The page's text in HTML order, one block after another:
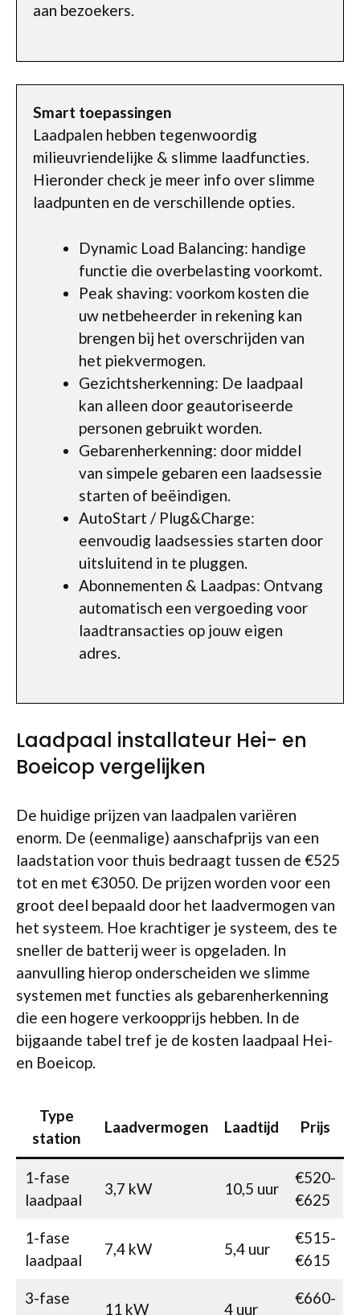
aan bezoekers.
Smart toepassingen
Laadpalen hebben tegenwoordig
milieuvriendelijke & slimme laadfuncties.
Hieronder check je meer info over slimme
laadpunten en de verschillende opties.
Dynamic Load Balancing: handige
functie die overbelasting voorkomt.
Peak shaving: voorkom kosten die
uw netbeheerder in rekening kan
brengen bij het overschrijden van
het piekvermogen.
Gezichtsherkenning: De laadpaal
kan alleen door geautoriseerde
personen gebruikt worden.
Gebarenherkenning: door middel
van simpele gebaren een laadsessie
starten of beëindigen.
AutoStart / Plug&Charge:
eenvoudig laadsessies starten door
uitsluitend in te pluggen.
Abonnementen & Laadpas: Ontvang
automatisch een vergoeding voor
laadtransacties op jouw eigen
adres.
Laadpaal installateur Hei- en
Boeicop vergelijken
De huidige prijzen van laadpalen variëren
enorm. De (eenmalige) aanschafprijs van een
laadstation voor thuis bedraagt tussen de €525
tot en met €3050. De prijzen worden voor een
groot deel bepaald door het laadvermogen van
het systeem. Hoe krachtiger je systeem, des te
sneller de batterij weer is opgeladen. In
aanvulling hierop onderscheiden we slimme
systemen met functies als gebarenherkenning
die een hogere verkoopprijs hebben. In de
bijgaande tabel tref je de kosten laadpaal Hei-
en Boeicop.
Type
station
Laadvermogen Laadtijd Prijs
1-fase
laadpaal
3,7 kW 10,5 uur
€520-
€625
1-fase
laadpaal
7,4 kW 5,4 uur
€515-
€615
3-fase
11 kW 4 uur
€660-